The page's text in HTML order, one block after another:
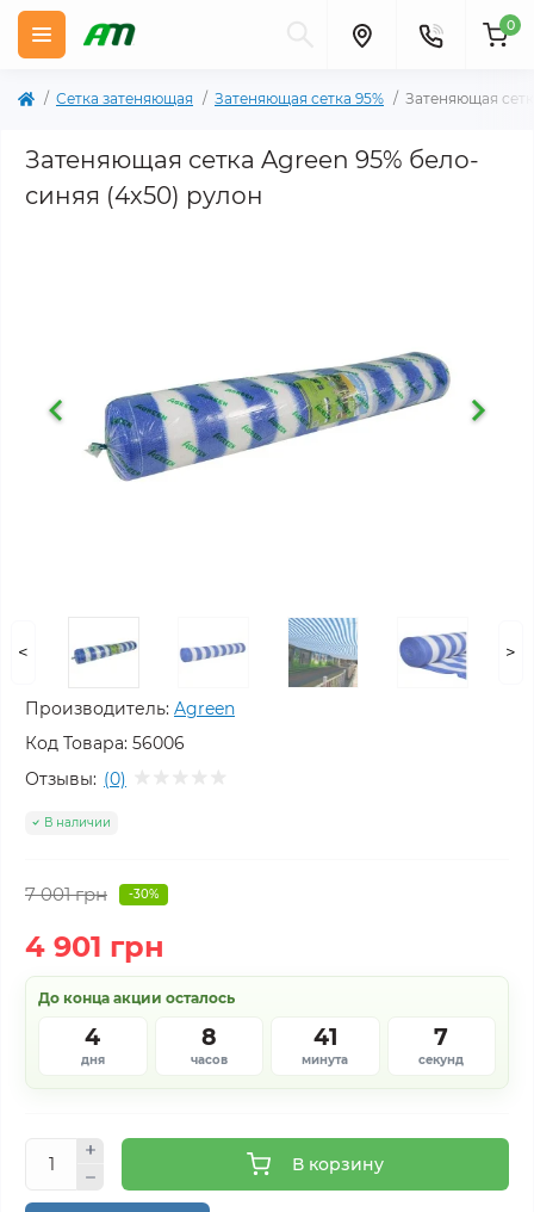
0
Сетка затеняющая Затеняющая сетка 95% Затеняющая
Затеняющая сетка Agreen 95% бело-
синяя (4х50) рулон
< >
Производитель: Agreen
Код Товара: 56006
Отзывы: (0)
В наличии
7 001 грн -30%
4 901 грн
До конца акции осталось
4
дня
8
часов
41
минута
7
секунд
В корзину